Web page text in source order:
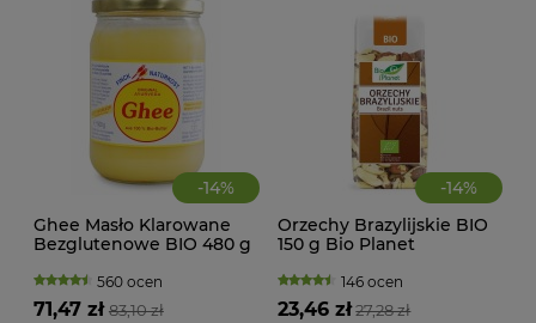
-14%
Ghee Masło Klarowane
Bezglutenowe BIO 480 g
560 ocen
83,10 zł
71,47 zł
-14%
Orzechy Brazylijskie BIO
150 g Bio Planet
146 ocen
27,28 zł
23,46 zł